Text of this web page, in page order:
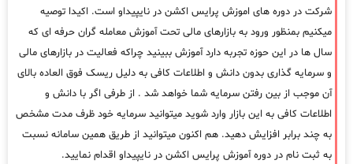
شرکت در دوره های اموزش پرایس اکشن در نایپیداو است. اکیدا توصیه
میکنیم بمنظور ورود به بازارهای مالی تحت آموزش معامله گران حرفه ای که
سال ها در این حوزه تجربه دارد آموزش ببینید چراکه فعالیت در بازارهای مالی
و سرمایه گذاری بدون دانش و اطلاعات کافی به دلیل ریسک فوق العاده بالای
آن موجب از بین رفتن سرمایه شما خواهد شد . از طرفی اگر با دانش و
اطلاعات کافی به این بازار وارد شوید میتوانید سرمایه خود ظرف مدت مشخص
به چند برابر افزایش دهید. هم اکنون میتوانید از طریق همین سامانه نسبت
به ثبت نام در دوره آموزش پرایس اکشن در نایپیداو اقدام نمایید.